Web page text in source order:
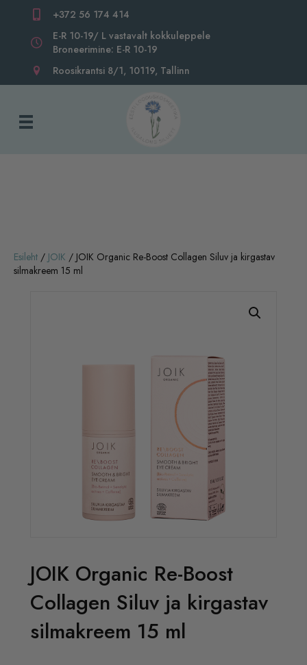
+372 56 174 414
E-R 10-19/ L vastavalt kokkuleppele
Broneerimine: E-R 10-19
Roosikrantsi 8/1, 10119, Tallinn
Esileht / JOIK / JOIK Organic Re-Boost Collagen Siluv ja kirgastav
silmakreem 15 ml
JOIK Organic Re-Boost
Collagen Siluv ja kirgastav
silmakreem 15 ml